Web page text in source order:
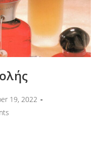
19, 2022